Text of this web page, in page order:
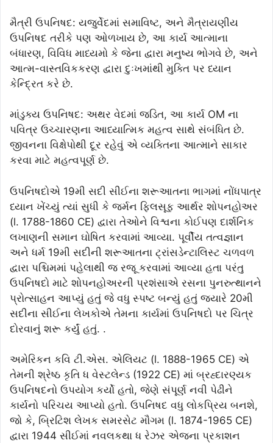
મૈત્રી ઉપનિષદ: યજુર્વેદમાં સમાવિષ્ટ, અને મૈત્રાયણીય
ઉપનિષદ તરીકે પણ ઓળખાય છે, આ કાર્ય આત્માના
બંધારણ, વિવિધ માધ્યમો કે જેના દ્વારા મનુષ્ય ભોગવે છે, અને
આત્મ-વાસ્તવિકકરણ દ્વારા દુઃખમાંથી મુક્તિ પર ધ્યાન
કેન્દ્રિત કરે છે.
માંડુક્ય ઉપનિષદ: અથર વેદમાં જડિત, આ કાર્ય OM ના
પવિત્ર ઉચ્ચારણના આધ્યાત્મિક મહત્વ સાથે સંબંધિત છે.
જીવનના વિક્ષેપોથી દૂર રહેવું એ વ્યક્તિના આત્માને સાકાર
કરવા માટે મહત્વપૂર્ણ છે.
ઉપનિષદોએ 19મી સદી સીઈના શરૂઆતના ભાગમાં નોંધપાત્ર
ધ્યાન ખેંચ્યું ત્યાં સુધી કે જર્મન ફિલસૂફ આર્થર શોપનહોઅર
(l. 1788-1860 CE) દ્વારા તેઓને વિશ્વના કોઈપણ દાર્શનિક
લખાણની સમાન ઘોષિત કરવામાં આવ્યા. પૂર્વીય તત્વજ્ઞાન
અને ધર્મ 19મી સદીની શરૂઆતના ટ્રાંસડેન્ટાલિસ્ટ ચળવળ
દ્વારા પશ્ચિમમાં પહેલાથી જ રજૂ કરવામાં આવ્યા હતા પરંતુ
ઉપનિષદો માટે શોપનહોઅરની પ્રશંસાએ રસના પુનરુત્થાનને
પ્રોત્સાહન આપ્યું હતું જે વધુ સ્પષ્ટ બન્યું હતું જ્યારે 20મી
સદીના સીઈના લેખકોએ તેમના કાર્યમાં ઉપનિષદો પર ચિત્ર
દોરવાનું શરૂ કર્યું હતું. .
અમેરિકન કવિ ટી.એસ. એલિયટ (l. 1888-1965 CE) એ
તેમની શ્રેષ્ઠ કૃતિ ધ વેસ્ટલેન્ડ (1922 CE) માં બ્રહ્દારણ્યક
ઉપનિષદનો ઉપયોગ કર્યો હતો, જેણે સંપૂર્ણ નવી પેઢીને
કાર્યનો પરિચય આપ્યો હતો. ઉપનિષદ વધુ લોકપ્રિય બનશે,
જો કે, બ્રિટિશ લેખક સમરસેટ મૌગમ (l. 1874-1965 CE)
દ્વારા 1944 સીઈમાં નવલકથા ધ રેઝર એજના પ્રકાશન